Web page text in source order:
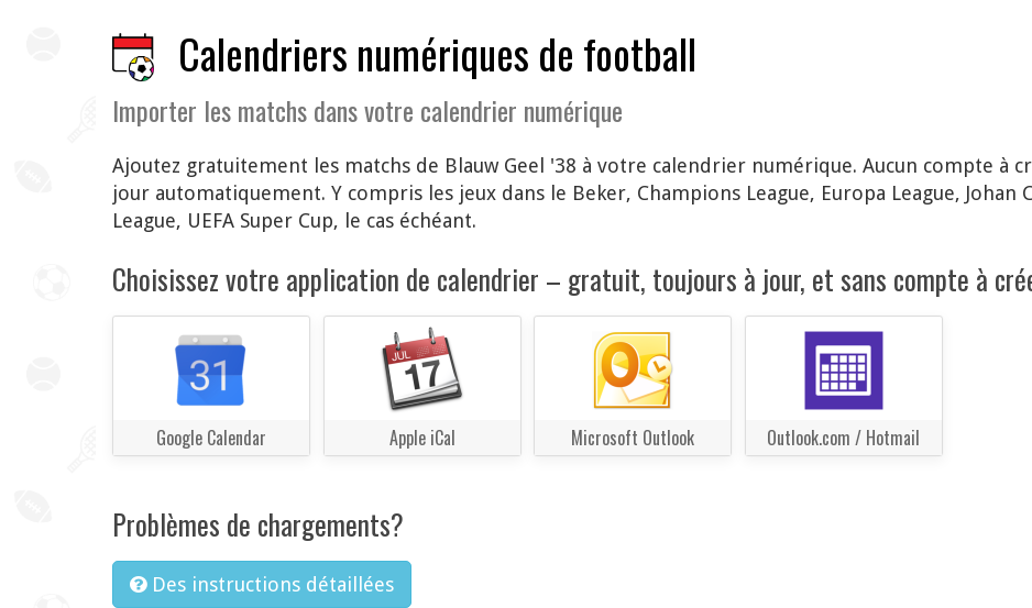
Calendriers numériques de football
Importer les matchs dans votre calendrier numérique
Ajoutez gratuitement les matchs de Blauw Geel '38 à votre calendrier numérique. Aucun compte à
jour automatiquement. Y compris les jeux dans le Beker, Champions League, Europa League, Johan
League, UEFA Super Cup, le cas échéant.
Choisissez votre application de calendrier – gratuit, toujours à jour, et sans compte à
Google Calendar Apple iCal Microsoft Outlook Outlook.com / Hotmail
Problèmes de chargements?
Des instructions détaillées